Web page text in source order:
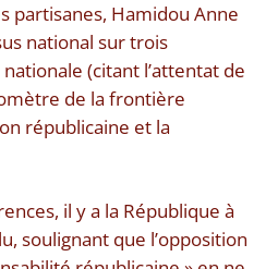
partisanes, Hamidou Anne
national sur trois
(citant l’attentat de
de la frontière
républicaine et la
il y a la République à
soulignant que l’opposition